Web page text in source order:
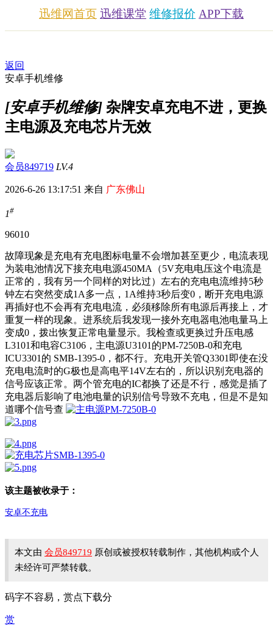
迅维网首页 迅维课堂 维修报价 APP下载
返回
安卓手机维修
[安卓手机维修] 杂牌安卓充电不进，更换
主电源及充电芯片无效
会员849719 LV.4
2026-6-26 13:17:51 来自 广东佛山
1#
96010
故障现象是充电有充电图标电量不会增加甚至更少，电流表现
为装电池情况下接充电电源450MA（5V充电电压这个电流是
正常的，我有另一个同样的对比过）左右的充电电流维持5秒
钟左右突然变成1A多一点，1A维持3秒后变0，断开充电电源
再插好也不会再有充电电流，必须移除所有电源后再接上，才
重复一样的现象。进系统后我发现一接外充电器电池电量马上
变成0，拨出恢复正常电量显示。我检查或更换过升压电感
L3101和电容C3106，主电源U3101的PM-7250B-0和充电
ICU3301的 SMB-1395-0，都不行。充电开关管Q3301即使在没
充电电流时的G极也是高电平14V左右的，所以识别充电器的
信号应该正常。两个管充电的IC都换了还是不行，感觉是插了
充电器后影响了电池电量的识别信号导致不充电，但是不是知
道哪个信号查
该主题被收录于：
安卓不充电
本文由 会员849719 原创或被授权转载制作，其他机构或个人
未经许可严禁转载。
码字不容易，赏点下载分
赏